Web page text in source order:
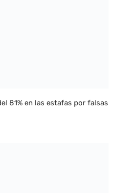
81% en las estafas por falsas